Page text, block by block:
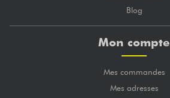
Blog
Mon compte
Mes commandes
Mes adresses